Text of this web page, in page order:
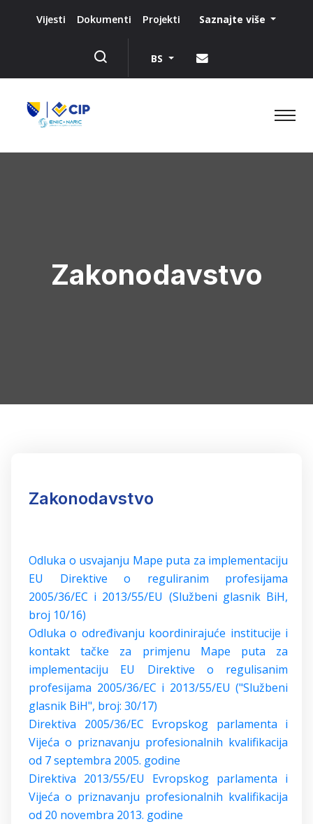
Vijesti Dokumenti Projekti Saznajte više
BS
Zakonodavstvo
Zakonodavstvo
Odluka o usvajanju Mape puta za implementaciju
EU Direktive o reguliranim profesijama
2005/36/EC i 2013/55/EU (Službeni glasnik BiH,
broj 10/16)
Odluka o određivanju koordinirajuće institucije i
kontakt tačke za primjenu Mape puta za
implementaciju EU Direktive o regulisanim
profesijama 2005/36/EC i 2013/55/EU ("Službeni
glasnik BiH", broj: 30/17)
Direktiva 2005/36/EC Evropskog parlamenta i
Vijeća o priznavanju profesionalnih kvalifikacija
od 7 septembra 2005. godine
Direktiva 2013/55/EU Evropskog parlamenta i
Vijeća o priznavanju profesionalnih kvalifikacija
od 20 novembra 2013. godine